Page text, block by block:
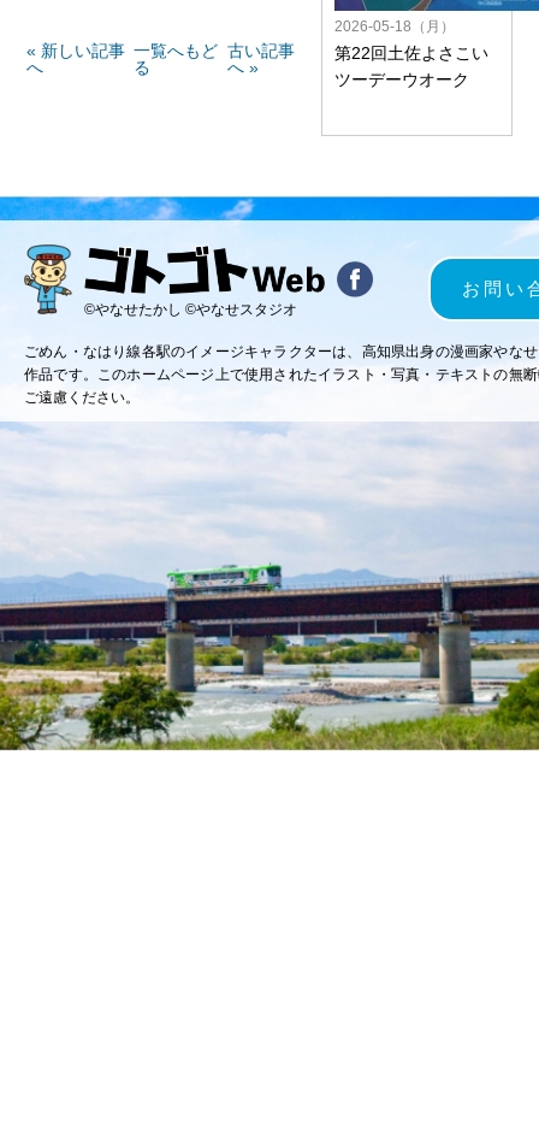
« 新しい記事
へ
一覧へもど
る
古い記事
へ »
2026-05-18（月）
第22回土佐よさこい
ツーデーウオーク
©やなせたかし ©やなせスタジオ
お問い
ごめん・なはり線各駅のイメージキャラクターは、高知県出身の漫画家やな
作品です。このホームページ上で使用されたイラスト・写真・テキストの無
ご遠慮ください。